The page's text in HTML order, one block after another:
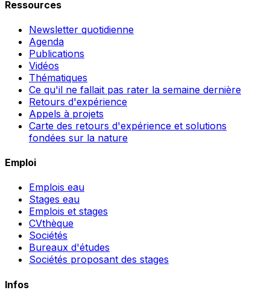
Ressources
Newsletter quotidienne
Agenda
Publications
Vidéos
Thématiques
Ce qu'il ne fallait pas rater la semaine dernière
Retours d'expérience
Appels à projets
Carte des retours d'expérience et solutions
fondées sur la nature
Emploi
Emplois eau
Stages eau
Emplois et stages
CVthèque
Sociétés
Bureaux d'études
Sociétés proposant des stages
Infos